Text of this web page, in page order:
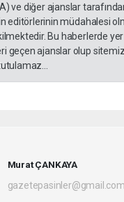
ve diğer ajanslar
editörlerinin müdahalesi
Bu haberlerde
geçen ajanslar olup
Murat ÇANKAYA
gazetepasinler@gmail.com